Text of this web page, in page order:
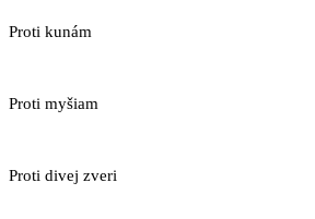
Proti kunám
Proti myšiam
Proti divej zveri